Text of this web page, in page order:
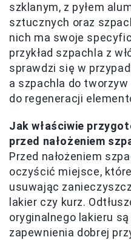
szklanym, z pyłem
sztucznych oraz
nich ma swoje
przykład szpachla z
sprawdzi się w
a szpachla do
do regeneracji
Jak właściwie
przed nałożeniem
Przed nałożeniem
oczyścić miejsce,
usuwając
lakier czy kurz.
oryginalnego lakieru
zapewnienia dobrej